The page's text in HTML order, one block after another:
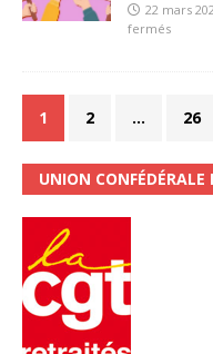
22 mars
fermés
1 2 … 26
UNION CONFÉDÉRALE